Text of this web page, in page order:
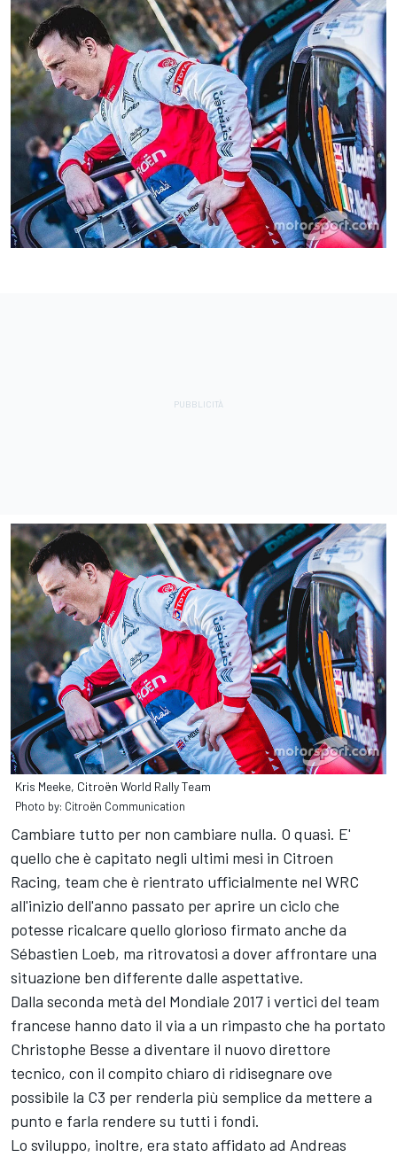
Kris Meeke, Citroën World Rally Team
Photo by: Citroën Communication
Cambiare tutto per non cambiare nulla. O quasi. E'
quello che è capitato negli ultimi mesi in Citroen
Racing, team che è rientrato ufficialmente nel WRC
all'inizio dell'anno passato per aprire un ciclo che
potesse ricalcare quello glorioso firmato anche da
Sébastien Loeb, ma ritrovatosi a dover affrontare una
situazione ben differente dalle aspettative.
Dalla seconda metà del Mondiale 2017 i vertici del team
francese hanno dato il via a un rimpasto che ha portato
Christophe Besse a diventare il nuovo direttore
tecnico, con il compito chiaro di ridisegnare ove
possibile la C3 per renderla più semplice da mettere a
punto e farla rendere su tutti i fondi.
Lo sviluppo, inoltre, era stato affidato ad Andreas